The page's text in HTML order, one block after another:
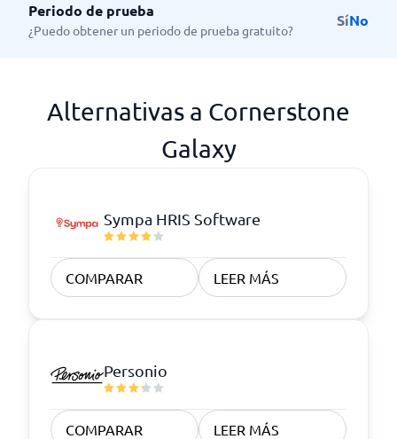
Periodo de prueba
¿Puedo obtener un periodo de prueba gratuito?
SíNo
Alternativas a Cornerstone
Galaxy
Sympa HRIS Software
COMPARAR LEER MÁS
Personio
COMPARAR LEER MÁS